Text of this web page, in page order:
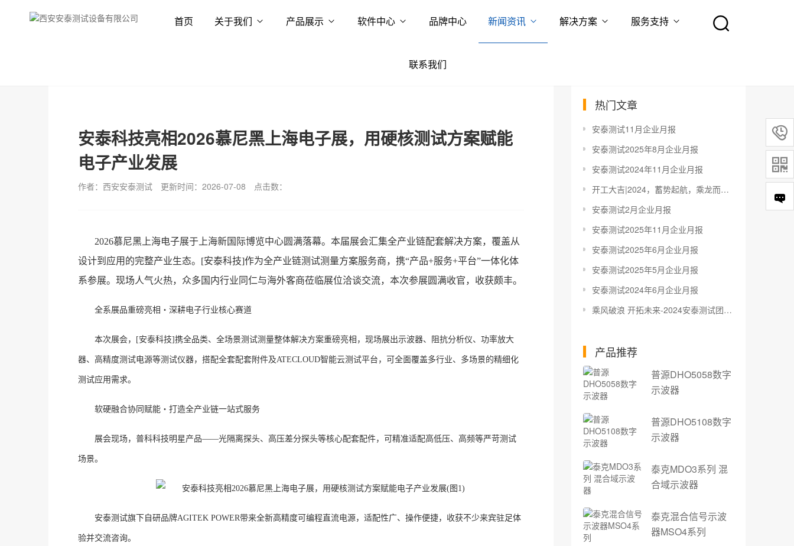
首页 关于我们 产品展示 软件中心 品牌中心 新闻资讯 解决方案 服务支持
联系我们
安泰科技亮相2026慕尼黑上海电子展，用硬核测试方案赋能
电子产业发展
作者：西安安泰测试 更新时间：2026-07-08 点击数：
2026慕尼黑上海电子展于上海新国际博览中心圆满落幕。本届展会汇集全产业链配套解决方案，覆盖从
设计到应用的完整产业生态。[安泰科技]作为全产业链测试测量方案服务商，携“产品+服务+平台”一体化体
系参展。现场人气火热，众多国内行业同仁与海外客商莅临展位洽谈交流，本次参展圆满收官，收获颇丰。
全系展品重磅亮相・深耕电子行业核心赛道
本次展会， [安泰科技]携全品类、全场景测试测量整体解决方案重磅亮相，现场展出示波器、阻抗分析仪、功率放大
器、高精度测试电源等测试仪器，搭配全套配套附件及ATECLOUD智能云测试平台，可全面覆盖多行业、多场景的精细化
测试应用需求。
软硬融合协同赋能・打造全产业链一站式服务
展会现场，普科科技明星产品——光隔离探头、高压差分探头等核心配套配件，可精准适配高低压、高频等严苛测试
场景。
安泰测试旗下自研品牌AGITEK POWER带来全新高精度可编程直流电源，适配性广、操作便捷，收获不少来宾驻足体
验并交流咨询。
热门文章
安泰测试11月企业月报
安泰测试2025年8月企业月报
安泰测试2024年11月企业月报
开工大吉|2024，蓄势起航，乘龙而上！
安泰测试2月企业月报
安泰测试2025年11月企业月报
安泰测试2025年6月企业月报
安泰测试2025年5月企业月报
安泰测试2024年6月企业月报
乘风破浪 开拓未来-2024安泰测试团建活动
产品推荐
普源DHO5058数字
示波器
普源DHO5108数字
示波器
泰克MDO3系列 混
合域示波器
泰克混合信号示波
器MSO4系列

